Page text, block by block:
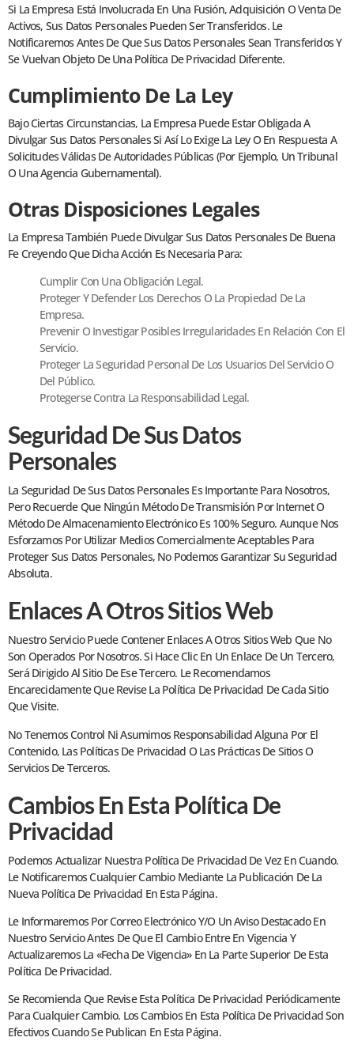
Si La Empresa Está Involucrada En Una Fusión, Adquisición O Venta De
Activos, Sus Datos Personales Pueden Ser Transferidos. Le
Notificaremos Antes De Que Sus Datos Personales Sean Transferidos Y
Se Vuelvan Objeto De Una Política De Privacidad Diferente.
Cumplimiento De La Ley
Bajo Ciertas Circunstancias, La Empresa Puede Estar Obligada A
Divulgar Sus Datos Personales Si Así Lo Exige La Ley O En Respuesta A
Solicitudes Válidas De Autoridades Públicas (por Ejemplo, Un Tribunal
O Una Agencia Gubernamental).
Otras Disposiciones Legales
La Empresa También Puede Divulgar Sus Datos Personales De Buena
Fe Creyendo Que Dicha Acción Es Necesaria Para:
Cumplir Con Una Obligación Legal.
Proteger Y Defender Los Derechos O La Propiedad De La
Empresa.
Prevenir O Investigar Posibles Irregularidades En Relación Con El
Servicio.
Proteger La Seguridad Personal De Los Usuarios Del Servicio O
Del Público.
Protegerse Contra La Responsabilidad Legal.
Seguridad De Sus Datos
Personales
La Seguridad De Sus Datos Personales Es Importante Para Nosotros,
Pero Recuerde Que Ningún Método De Transmisión Por Internet O
Método De Almacenamiento Electrónico Es 100% Seguro. Aunque Nos
Esforzamos Por Utilizar Medios Comercialmente Aceptables Para
Proteger Sus Datos Personales, No Podemos Garantizar Su Seguridad
Absoluta.
Enlaces A Otros Sitios Web
Nuestro Servicio Puede Contener Enlaces A Otros Sitios Web Que No
Son Operados Por Nosotros. Si Hace Clic En Un Enlace De Un Tercero,
Será Dirigido Al Sitio De Ese Tercero. Le Recomendamos
Encarecidamente Que Revise La Política De Privacidad De Cada Sitio
Que Visite.
No Tenemos Control Ni Asumimos Responsabilidad Alguna Por El
Contenido, Las Políticas De Privacidad O Las Prácticas De Sitios O
Servicios De Terceros.
Cambios En Esta Política De
Privacidad
Podemos Actualizar Nuestra Política De Privacidad De Vez En Cuando.
Le Notificaremos Cualquier Cambio Mediante La Publicación De La
Nueva Política De Privacidad En Esta Página.
Le Informaremos Por Correo Electrónico Y/o Un Aviso Destacado En
Nuestro Servicio Antes De Que El Cambio Entre En Vigencia Y
Actualizaremos La «fecha De Vigencia» En La Parte Superior De Esta
Política De Privacidad.
Se Recomienda Que Revise Esta Política De Privacidad Periódicamente
Para Cualquier Cambio. Los Cambios En Esta Política De Privacidad Son
Efectivos Cuando Se Publican En Esta Página.